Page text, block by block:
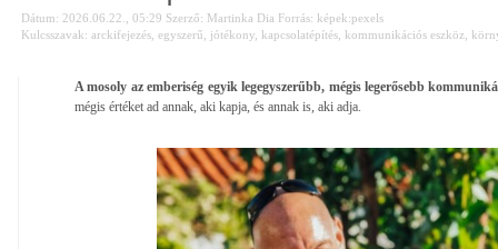
Dátum: 2026.06.22., 05:29 Szerző: Martinka Dia Forrás: képek:pexels
Kulcsszavak: arckifejezés egyszerű jótékony kapcsolatépítés kommunikációs eszköz
A mosoly az emberiség egyik legegyszerűbb, mégis legerősebb
mégis értéket ad annak, aki kapja, és annak is, aki adja.